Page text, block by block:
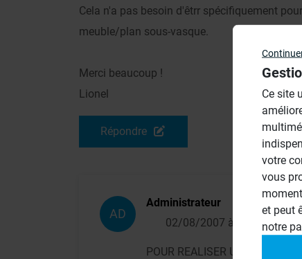
Cela n'a pas besoin d'êtrr spécifiquement
meuble/plan sous-vasque.
Merci beaucoup !
Lionel
Répondre
AD
Administrateur
02/08/2007 à 16h08
POUR REALISER UN MEUBLE
Ce site
votre
vous
et peut
notre